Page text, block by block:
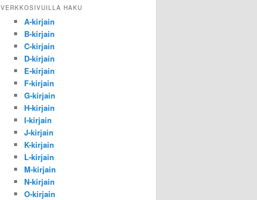
VERKKOSIVUILLA HAKU
A-kirjain
B-kirjain
C-kirjain
D-kirjain
E-kirjain
F-kirjain
G-kirjain
H-kirjain
I-kirjain
J-kirjain
K-kirjain
L-kirjain
M-kirjain
N-kirjain
O-kirjain